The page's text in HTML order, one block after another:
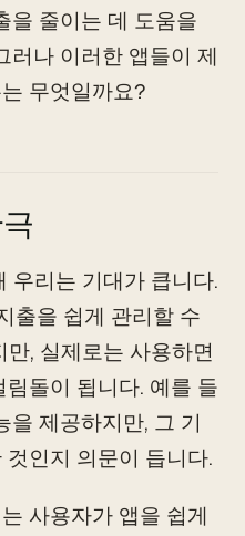
을 줄이는 데 도움을
러나 이러한 앱들이 제
무엇일까요?
우리는 기대가 큽니다.
출을 쉽게 관리할 수
, 실제로는 사용하면
돌이 됩니다. 예를 들
을 제공하지만, 그 기
인지 의문이 듭니다.
사용자가 앱을 쉽게